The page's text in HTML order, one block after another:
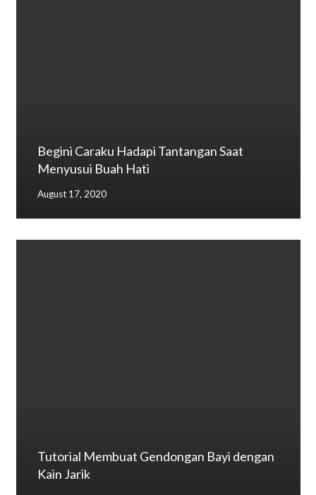
Begini Caraku Hadapi Tantangan Saat
Menyusui Buah Hati
August 17, 2020
Tutorial Membuat Gendongan Bayi dengan
Kain Jarik